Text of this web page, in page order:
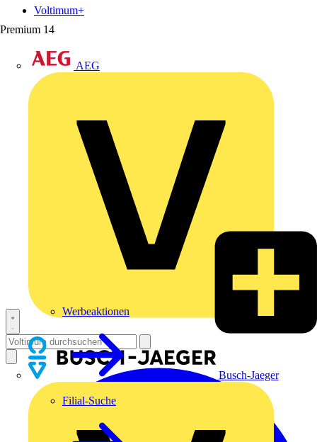
Premium 14
AEG
Busch-Jaeger
Voltimum+
Werbeaktionen
Filial-Suche